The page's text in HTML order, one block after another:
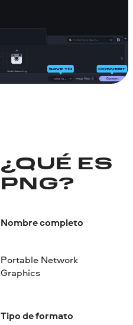
¿QUÉ ES
PNG?
Nombre completo
Portable Network
Graphics
Tipo de formato